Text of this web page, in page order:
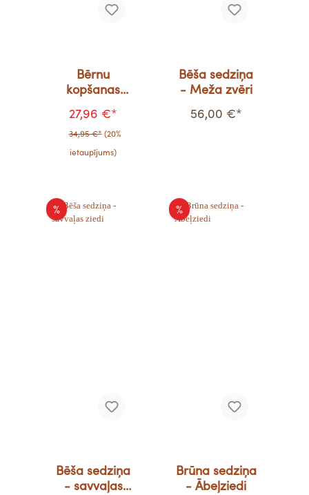
Bērnu
kopšanas
Varavīksnes
27,96 €*
34,95 €* (20%
ietaupījums)
Bēša sedziņa
- Meža zvēri
56,00 €*
%
Bēša sedziņa
- savvaļas
%
Brūna sedziņa
- Ābeļziedi